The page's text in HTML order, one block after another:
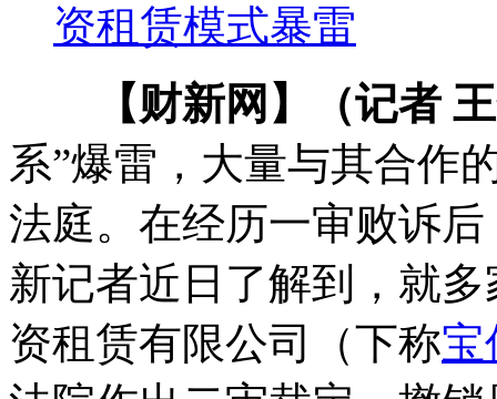
资租赁模式暴雷
【财新网】（记者
系”爆雷，大量与其合作
法庭。在经历一审败诉
新记者近日了解到，就
资租赁有限公司（下称宝